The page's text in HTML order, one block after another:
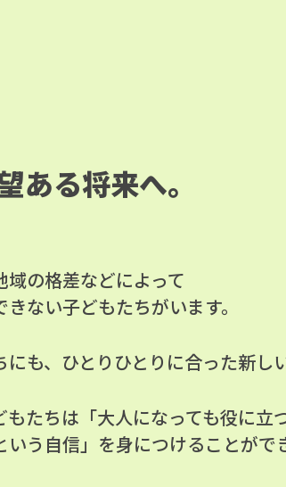
ある将来へ。
の格差などによって
ない子どもたちがいます。
も、ひとりひとりに合った新し
たちは「大人になっても役に立
いう自信」を身につけることがで